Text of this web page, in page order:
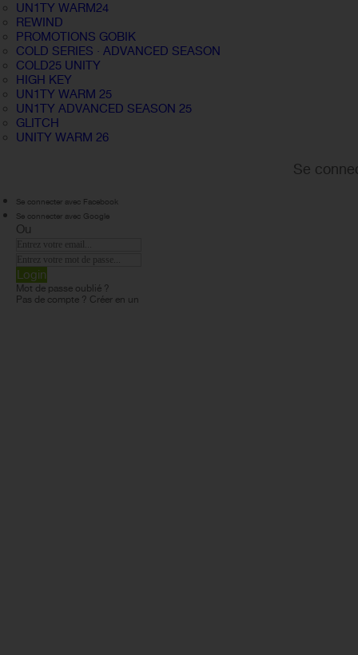
UN1TY WARM24
REWIND
PROMOTIONS GOBIK
COLD SERIES · ADVANCED SEASON
COLD25 UNITY
HIGH KEY
UN1TY WARM 25
UN1TY ADVANCED SEASON 25
GLITCH
UNITY WARM 26
Se
Se connecter avec Facebook
Se connecter avec Google
Ou
Login
Mot de passe oublié ?
Pas de compte ? Créer en un